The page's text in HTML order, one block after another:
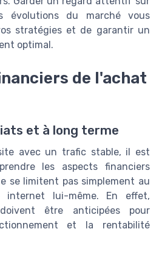
évolutions du marché vous
stratégies et de garantir un
optimal.
de l'achat
et à long terme
avec un trafic stable, il est
les aspects financiers
se limitent pas simplement au
lui-même. En effet,
être anticipées pour
et la rentabilité